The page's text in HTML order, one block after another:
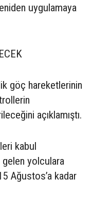
uygulamaya
göç hareketlerinin
açıklamıştı.
kabul
yolculara
Ağustos’a kadar